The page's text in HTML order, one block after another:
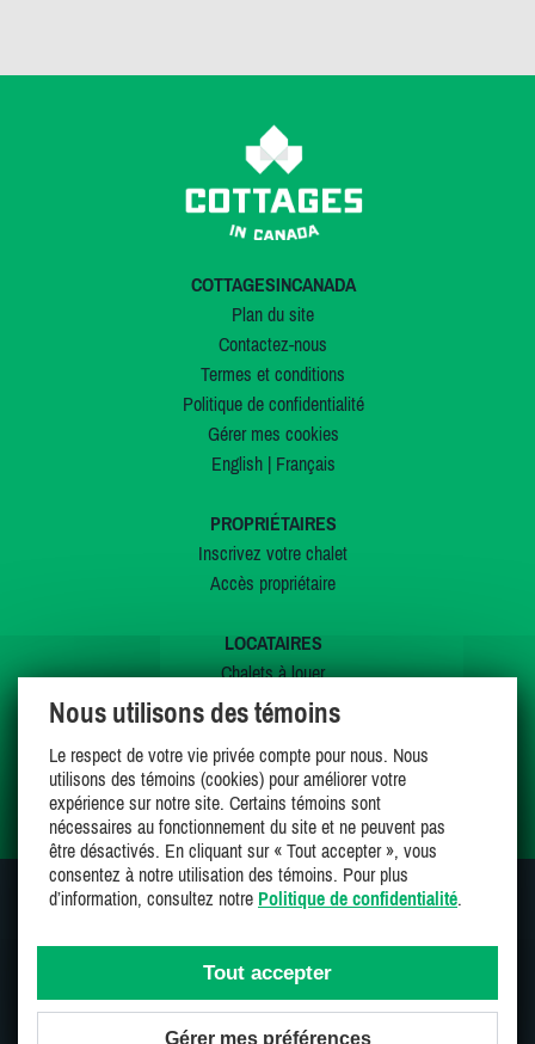
COTTAGESINCANADA
Plan du site
Contactez-nous
Termes et conditions
Politique de confidentialité
Gérer mes cookies
English| Français
PROPRIÉTAIRES
Inscrivez votre chalet
Accès propriétaire
LOCATAIRES
Chalets à louer
Chalets à vendre
Offres spéciales
Mes favoris
SUIVEZ-NOUS SUR
Nous utilisons des témoins
Le respect de votre vie privée compte pour nous. Nous
utilisons des témoins (cookies) pour améliorer votre
expérience sur notre site. Certains témoins sont
nécessaires au fonctionnement du site et ne peuvent pas
être désactivés. En cliquant sur « Tout accepter », vous
consentez à notre utilisation des témoins. Pour plus
d’information, consultez notre Politique de confidentialité.
Tout accepter
Gérer mes préférences